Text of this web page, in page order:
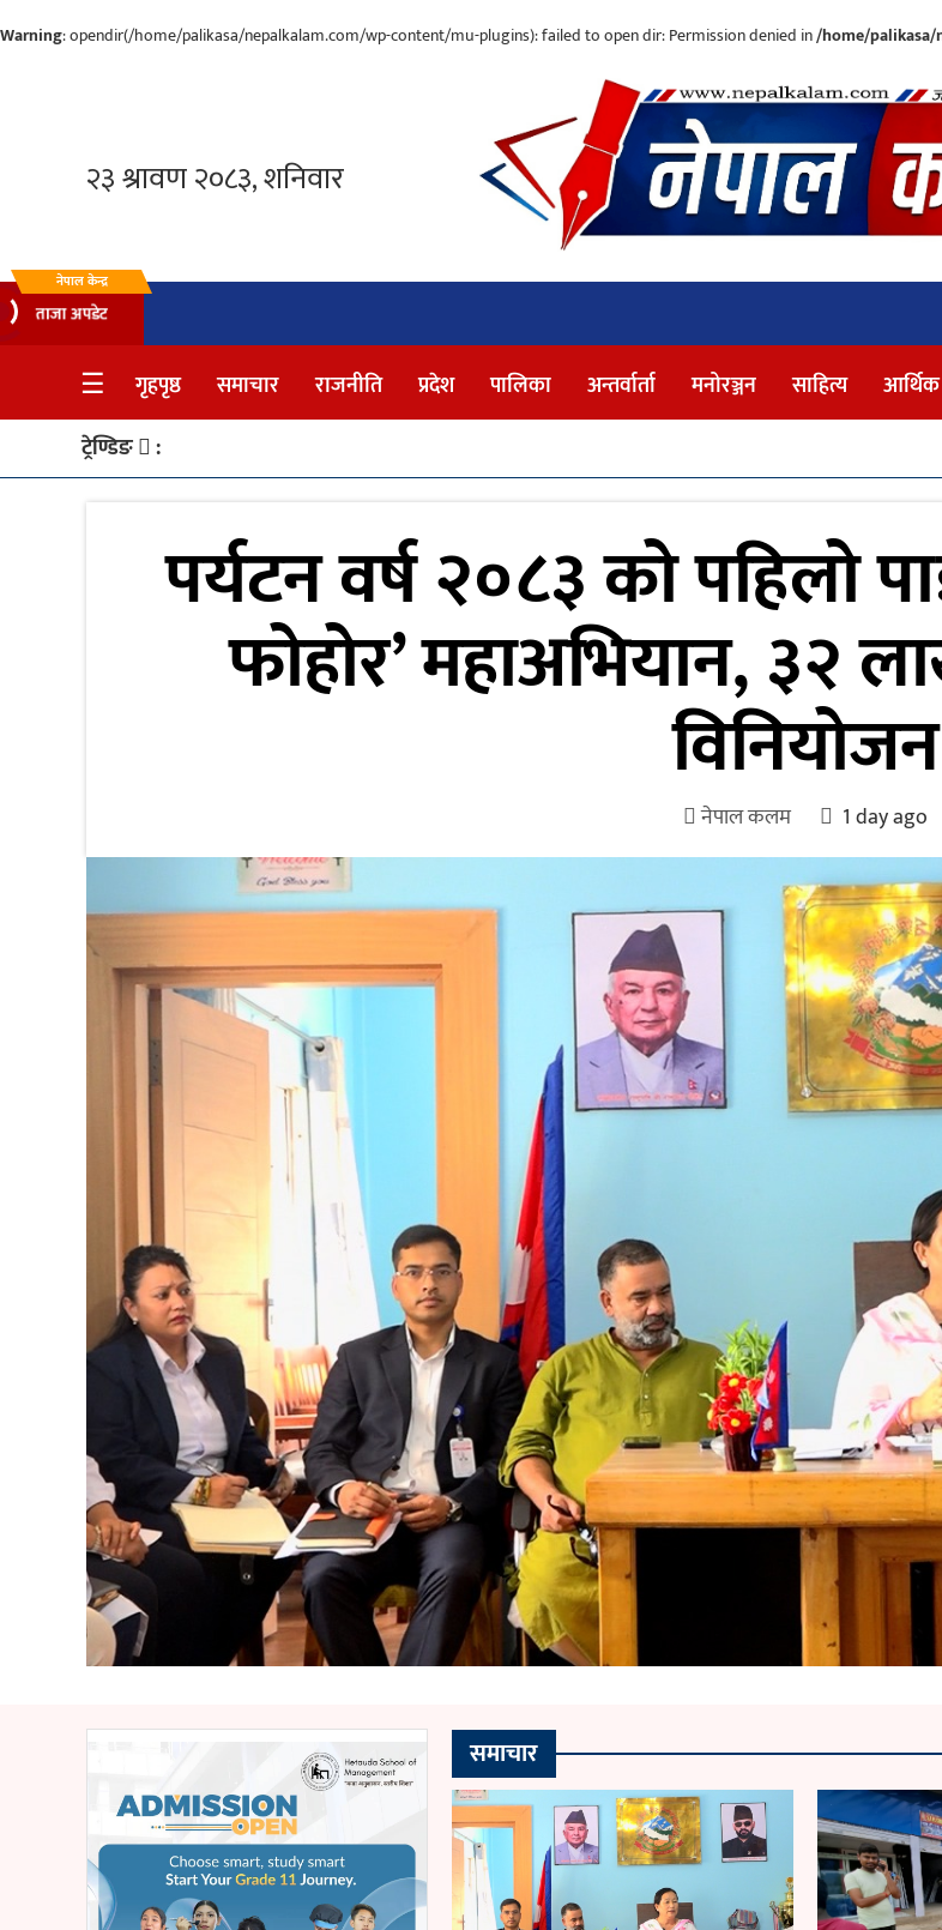
Warning: opendir(/home/palikasa/nepalkalam.com/wp-content/mu-plugins): failed to open dir: Permission denied in/home/palikasa/
समाचार
प्रदेश
अन्तर्वार्ता
मनोरञ्जन
नेपाल केन्द्र
ताजा अपडेट
☰ गृहपृष्ठ समाचार राजनीति प्रदेश पालिका अन्तर्वार्ता मनोरञ्जन साहित्य आर्थिक
ट्रेण्डिङ
:
पर्यटन वर्ष २०८३ को पहिलो
फोहोर’ महाअभियान, ३२
विनियोजन
नेपाल कलम 1 day ago
समाचार